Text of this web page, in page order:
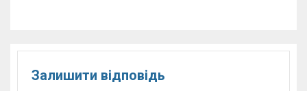
Залишити відповідь